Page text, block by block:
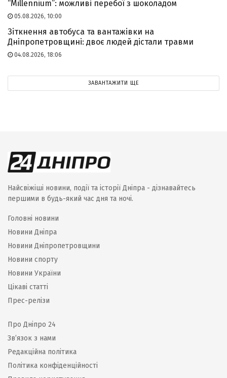
“Millennium”: можливі перебої з шоколадом
05.08.2026, 10:00
Зіткнення автобуса та вантажівки на
Дніпропетровщині: двоє людей дістали травми
04.08.2026, 18:06
ЗАВАНТАЖИТИ ЩЕ
Найсвіжіші новини, події та історії Дніпра - дізнавайтесь
першими в будь-який час дня та ночі.
Головні новини
Новини Дніпра
Новини Дніпропетровщини
Новини спорту
Новини України
Цікаві статті
Прес-релізи
Про Дніпро 24
Зв’язок з нами
Редакційна політика
Політика конфіденційності